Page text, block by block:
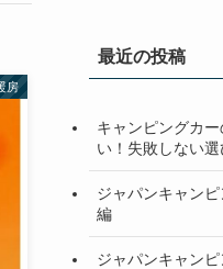
房
最近の投稿
キャンピングカ
い！失敗しない
ジャパンキャン
編
ジャパンキャン